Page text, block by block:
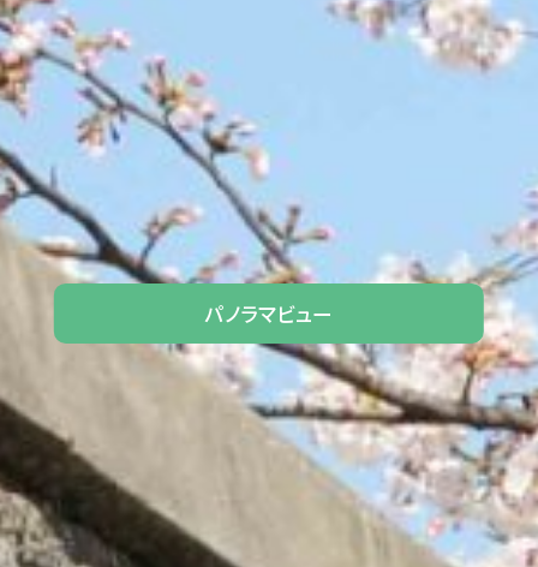
パノラマビュー​